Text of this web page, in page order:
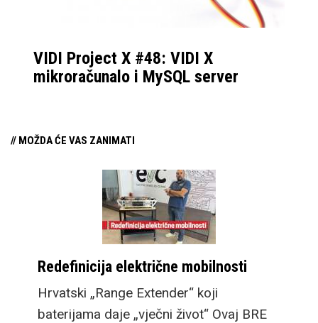
Lijep pozdrav,
VIDI Project X #48: VIDI X
mikroračunalo i MySQL server
// MOŽDA ĆE VAS ZANIMATI
Redefinicija električne mobilnosti
Hrvatski „Range Extender“ koji
baterijama daje „vječni život“ Ovaj BRE